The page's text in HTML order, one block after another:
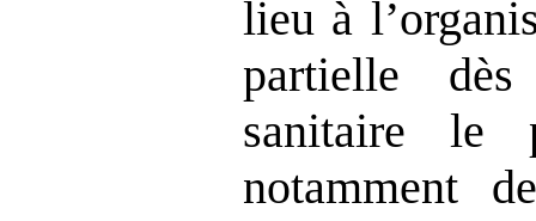
lieu à
partielle
sanitaire le
notamment